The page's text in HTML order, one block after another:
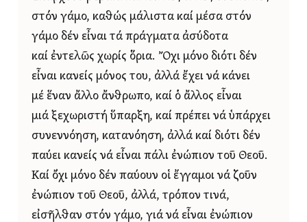
στόν γάμο, καθώς μάλιστα καί μέσα στόν
γάμο δέν εἶναι τά πράγματα ἀσύδοτα
καί ἐντελῶς χωρίς ὅρια. Ὄχι μόνο διότι δέν
εἶναι κανείς μόνος του, ἀλλά ἔχει νά κάνει
μέ ἕναν ἄλλο ἄνθρωπο, καί ὁ ἄλλος εἶναι
μιά ξεχωριστή ὕπαρξη, καί πρέπει νά ὑπάρχει
συνεννόηση, κατανόηση, ἀλλά καί διότι δέν
παύει κανείς νά εἶναι πάλι ἐνώπιον τοῦ Θεοῦ.
Καί ὄχι μόνο δέν παύουν οἱ ἔγγαμοι νά ζοῦν
ἐνώπιον τοῦ Θεοῦ, ἀλλά, τρόπον τινά,
εἰσῆλθαν στόν γάμο, γιά νά εἶναι ἐνώπιον